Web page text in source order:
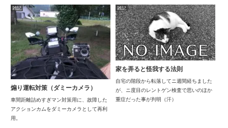
雑記
煽り運転対策（ダミーカメラ）
車間距離詰めすぎマン対策用に、故障した
アクションカムをダミーカメラとして再利
用。
雑記
家を弄ると怪我する法則
自宅の階段から転落してニ週間経ちました
が、ニ度目のレントゲン検査で思いのほか
重症だった事が判明（汗）